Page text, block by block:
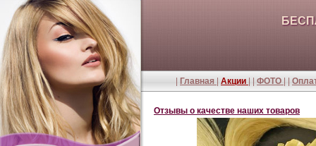
Главная Акции ФОТО
Отзывы о качестве наших товаров